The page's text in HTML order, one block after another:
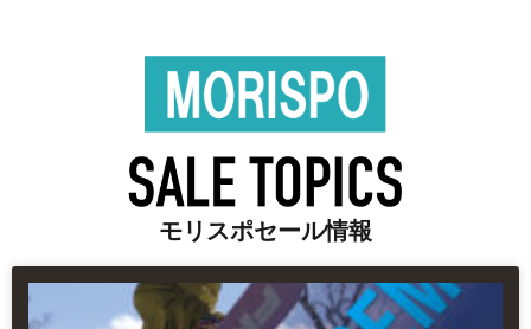
モリスポセール情報